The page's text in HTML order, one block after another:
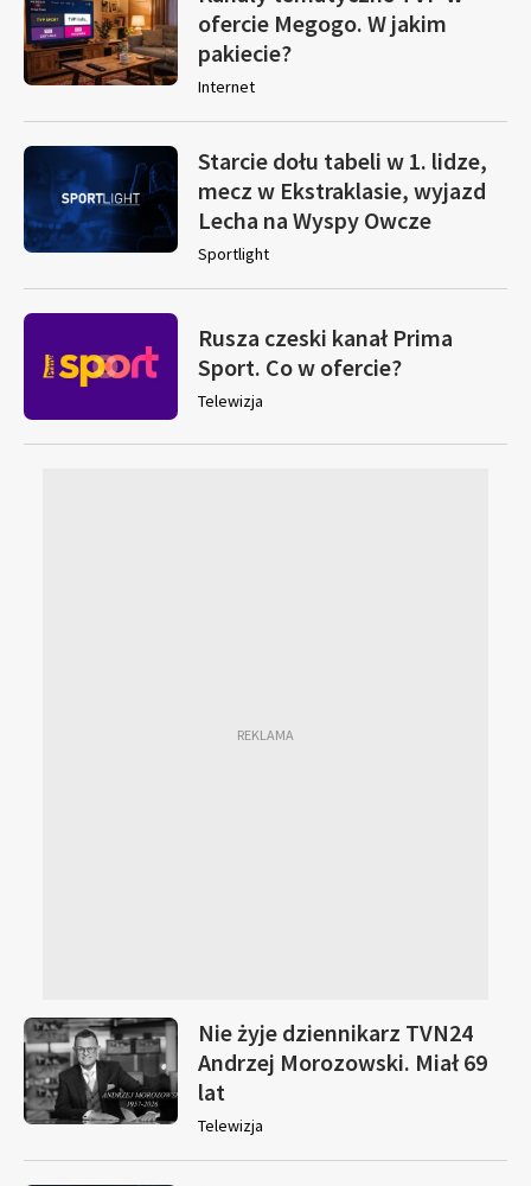
ofercie Megogo. W jakim
pakiecie?
Internet
Starcie dołu tabeli w 1. lidze,
mecz w Ekstraklasie, wyjazd
Lecha na Wyspy Owcze
Sportlight
Rusza czeski kanał Prima
Sport. Co w ofercie?
Telewizja
Nie żyje dziennikarz TVN24
Andrzej Morozowski. Miał 69
lat
Telewizja